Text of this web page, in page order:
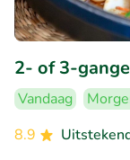
2- of 3-
Vandaag
8.9